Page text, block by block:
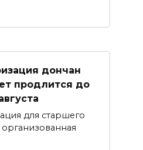
дончан
продлится до
для старшего